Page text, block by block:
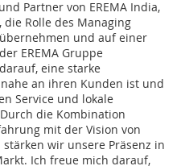
Partner von EREMA India,
Rolle des Managing
und auf einer
EREMA Gruppe
eine starke
an ihren Kunden ist und
Service und lokale
die Kombination
mit der Vision von
stärken wir unsere Präsenz in
Ich freue mich darauf,